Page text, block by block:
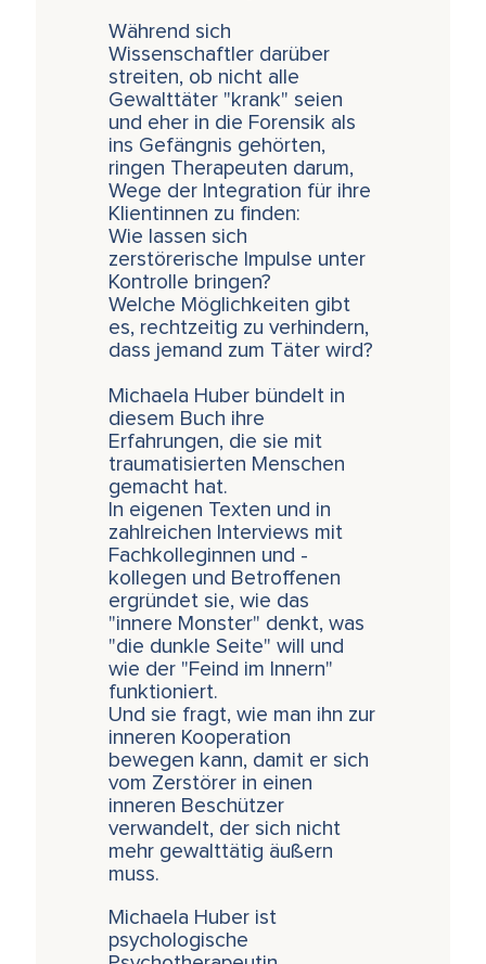
Während sich
Wissenschaftler darüber
streiten, ob nicht alle
Gewalttäter "krank" seien
und eher in die Forensik als
ins Gefängnis gehörten,
ringen Therapeuten darum,
Wege der Integration für ihre
Klientinnen zu finden:
Wie lassen sich
zerstörerische Impulse unter
Kontrolle bringen?
Welche Möglichkeiten gibt
es, rechtzeitig zu verhindern,
dass jemand zum Täter wird?
Michaela Huber bündelt in
diesem Buch ihre
Erfahrungen, die sie mit
traumatisierten Menschen
gemacht hat.
In eigenen Texten und in
zahlreichen Interviews mit
Fachkolleginnen und -
kollegen und Betroffenen
ergründet sie, wie das
"innere Monster" denkt, was
"die dunkle Seite" will und
wie der "Feind im Innern"
funktioniert.
Und sie fragt, wie man ihn zur
inneren Kooperation
bewegen kann, damit er sich
vom Zerstörer in einen
inneren Beschützer
verwandelt, der sich nicht
mehr gewalttätig äußern
muss.
Michaela Huber ist
psychologische